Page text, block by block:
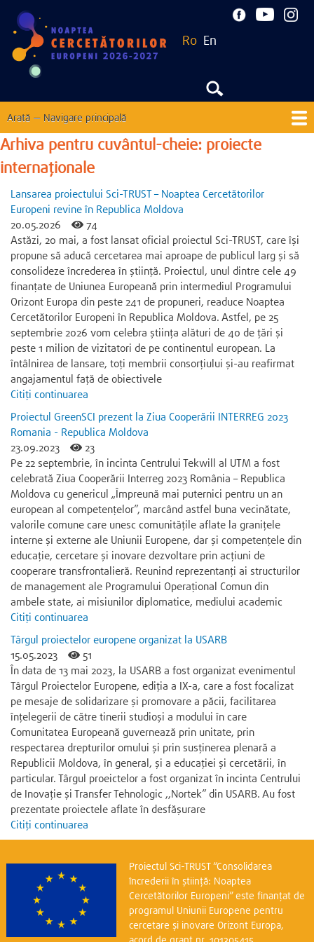
conţinutul
principal
Ro En
Navigare
principală
Arată — Navigare principală
Acasă
Despre
Ediții precedente
Noutăți
EU Corner
Contacte
Arhiva pentru cuvântul-cheie: proiecte
internaționale
Lansarea proiectului Sci-TRUST – Noaptea Cercetătorilor
Europeni revine în Republica Moldova
20.05.2026
74
Astăzi, 20 mai, a fost lansat oficial proiectul Sci-TRUST, care își
propune să aducă cercetarea mai aproape de publicul larg și să
consolideze încrederea în știință. Proiectul, unul dintre cele 49
finanțate de Uniunea Europeană prin intermediul Programului
Orizont Europa din peste 241 de propuneri, readuce Noaptea
Cercetătorilor Europeni în Republica Moldova. Astfel, pe 25
septembrie 2026 vom celebra știința alături de 40 de țări și
peste 1 milion de vizitatori de pe continentul european. La
întâlnirea de lansare, toți membrii consorțiului și-au reafirmat
angajamentul față de obiectivele
Citiți continuarea
Proiectul GreenSCI prezent la Ziua Cooperării INTERREG 2023
Romania - Republica Moldova
23.09.2023
23
Pe 22 septembrie, în incinta Centrului Tekwill al UTM a fost
celebrată Ziua Cooperării Interreg 2023 România – Republica
Moldova cu genericul „Împreună mai puternici pentru un an
european al competențelor”, marcând astfel buna vecinătate,
valorile comune care unesc comunitățile aflate la granițele
interne și externe ale Uniunii Europene, dar și competențele din
educație, cercetare și inovare dezvoltare prin acțiuni de
cooperare transfrontalieră. Reunind reprezentanți ai structurilor
de management ale Programului Operațional Comun din
ambele state, ai misiunilor diplomatice, mediului academic
Citiți continuarea
Târgul proiectelor europene organizat la USARB
15.05.2023
51
În data de 13 mai 2023, la USARB a fost organizat evenimentul
Târgul Proiectelor Europene, ediția a IX-a, care a fost focalizat
pe mesaje de solidarizare și promovare a păcii, facilitarea
înțelegerii de către tinerii studioși a modului în care
Comunitatea Europeană guvernează prin unitate, prin
respectarea drepturilor omului și prin susținerea plenară a
Republicii Moldova, în general, și a educației și cercetării, în
particular. Târgul proeictelor a fost organizat în incinta Centrului
de Inovație și Transfer Tehnologic ,,Nortek” din USARB. Au fost
prezentate proiectele aflate în desfășurare
Citiți continuarea
Proiectul Sci-TRUST “Consolidarea
încrederii în știință: Noaptea
Cercetătorilor Europeni” este finanțat de
programul Uniunii Europene pentru
cercetare și inovare Orizont Europa,